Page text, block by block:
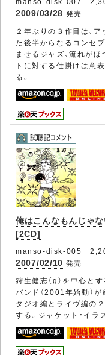
2009/03/28 発売
２年ぶりの３作目は、
た後半からなるコンセ
ませるジャズ、流れが
トに対する仕掛けは意
る。
俺はこんなもんじゃ
[2CD]
manso-disk-005 2,200
2007/02/10 発売
狩生健志（g）を中心と
バンド（2001年始動）
タジオ編とライヴ編の
する。ジャケット・イラ